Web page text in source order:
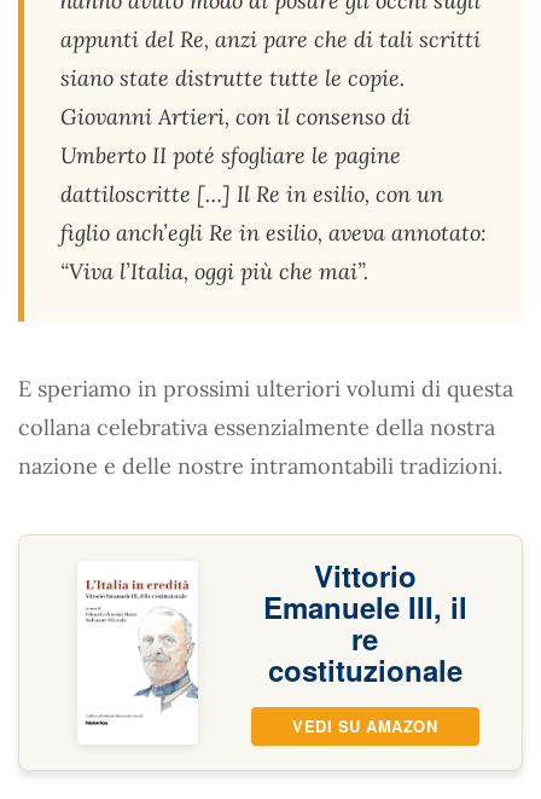
appunti del Re, anzi pare che di tali scritti
siano state distrutte tutte le copie.
Giovanni Artieri, con il consenso di
Umberto II poté sfogliare le pagine
dattiloscritte […] Il Re in esilio, con un
figlio anch’egli Re in esilio, aveva annotato:
“Viva l’Italia, oggi più che mai”.
E speriamo in prossimi ulteriori volumi di questa
collana celebrativa essenzialmente della nostra
nazione e delle nostre intramontabili tradizioni.
Vittorio
Emanuele III, il
re
costituzionale
VEDI SU AMAZON